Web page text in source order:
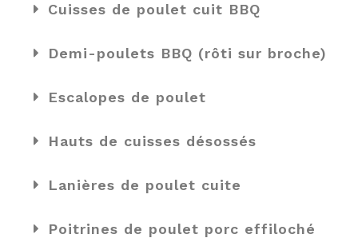
Cuisses de poulet cuit BBQ
Demi-poulets BBQ (rôti sur broche)
Escalopes de poulet
Hauts de cuisses désossés
Lanières de poulet cuite
Poitrines de poulet porc effiloché